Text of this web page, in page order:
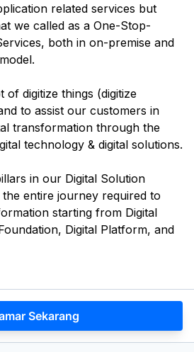
related services but
we called as a One-Stop-
both in on-premise and
of digitize things (digitize
to assist our customers in
transformation through the
technology & digital solutions.
in our Digital Solution
entire journey required to
starting from Digital
Digital Platform, and
Sekarang